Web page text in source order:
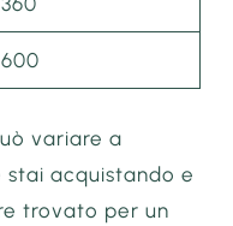
variare a
acquistando e
trovato per un